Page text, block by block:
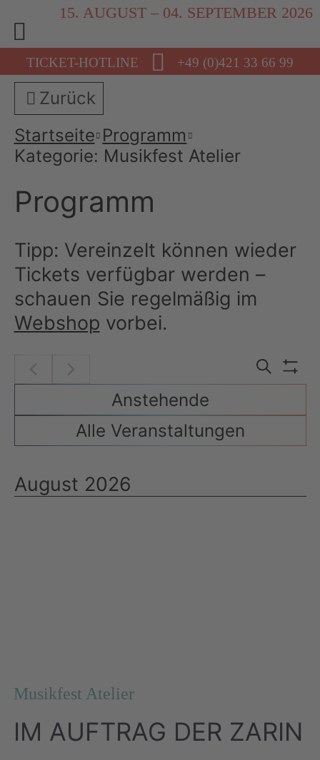
15. AUGUST – 04. SEPTEMBER 2026
TICKET-HOTLINE +49 (0)421 33 66 99
Zurück
Startseite Programm
Kategorie: Musikfest Atelier
Programm
Tipp: Vereinzelt können wieder
Tickets verfügbar werden –
schauen Sie regelmäßig im
Webshop vorbei.
Suche
Anstehende
Alle Veranstaltungen
August 2026
Musikfest Atelier
IM AUFTRAG DER ZARIN